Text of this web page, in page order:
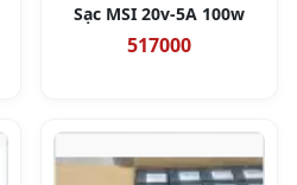
Sạc MSI 20v-5A 100w
517000